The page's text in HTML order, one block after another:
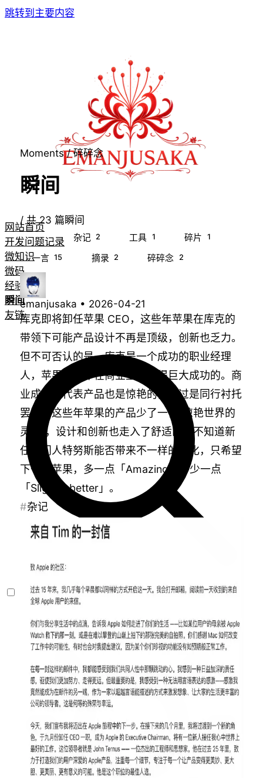
跳转到主要内容
网站首页
开发问题记录
微知识
微码
经验教程
瞬间
友链
Moments / 碎碎念
瞬间
/共23 篇瞬间
全部 杂记 2 工具 1 碎片 1
一言 15 摘录 2 碎碎念 2
emanjusaka • 2026-04-21
库克即将卸任苹果 CEO，这些年苹果在库克的
带领下可能产品设计不再是顶级，创新也乏力。
但不可否认的是，库克是一个成功的职业经理
人，苹果这些年在商业上是取得巨大成功的。商
业成功不代表产品也是惊艳的，不过是同行衬托
罢了。这些年苹果的产品少了一份“惊艳世界的
灵气”，设计和创新也走入了舒适区。不知道新
任掌门人特努斯能否带来不一样的变化，只希望
下一代苹果，多一点「Amazing」，少一点
「Slightly better」。
杂记